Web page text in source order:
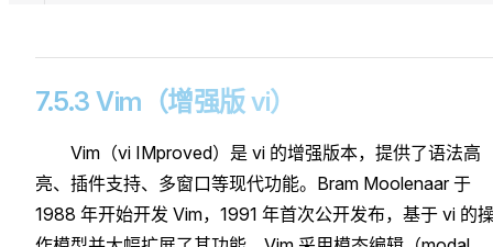
7.5.3 Vim（增强版 vi）
Vim（vi IMproved）是 vi 的增强版本，提供了语法高
亮、插件支持、多窗口等现代功能。Bram Moolenaar 于
1988 年开始开发 Vim，1991 年首次公开发布，基于 vi 的